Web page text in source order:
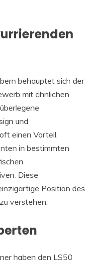
behauptet sich der
mit ähnlichen
und
einen Vorteil.
in bestimmten
Diese
Position des
verstehen.
haben den LS50